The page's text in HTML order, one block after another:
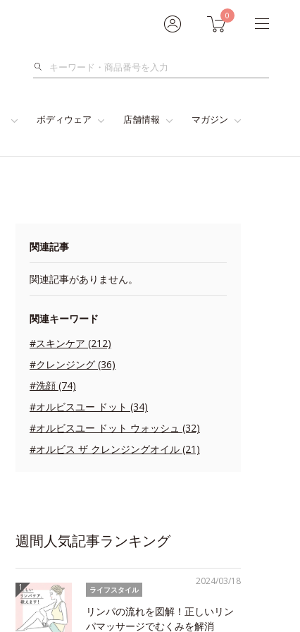
0
検
ボディウェア 店舗情報 マガジン
関連記事
関連記事がありません。
関連キーワード
#スキンケア (212)
#クレンジング (36)
#洗顔 (74)
#オルビスユー ドット (34)
#オルビスユー ドット ウォッシュ (32)
#オルビス ザ クレンジングオイル (21)
週間人気記事ランキング
2024/03/18
ライフスタイル
リンパの流れを図解！正しいリン
パマッサージでむくみを解消